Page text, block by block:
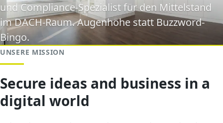
Unternehmen
Trust Center
Kontakt
und Compliance-Spezialist für den Mittelstand
im DACH-Raum. Augenhöhe statt Buzzword-
Bingo.
UNSERE MISSION
Secure ideas and business in a
digital world